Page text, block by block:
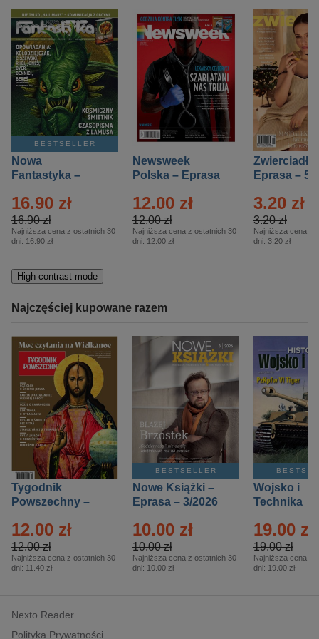
BESTSELLER
Nowa
Fantastyka –
16.90 zł
16.90 zł
Najniższa cena z ostatnich 30
dni: 16.90 zł
Newsweek
Polska – Eprasa
12.00 zł
12.00 zł
Najniższa cena z ostatnich 30
dni: 12.00 zł
Zwierciadło
Eprasa – 5/
3.20 zł
3.20 zł
Najniższa cena z
dni: 3.20 zł
High-contrast mode
Najczęściej kupowane razem
Tygodnik
Powszechny –
12.00 zł
12.00 zł
Najniższa cena z ostatnich 30
dni: 11.40 zł
BESTSELLER
Nowe Książki –
Eprasa – 3/2026
10.00 zł
10.00 zł
Najniższa cena z ostatnich 30
dni: 10.00 zł
Wojsko i
Technika
– 2/2026
19.00 zł
19.00 zł
Najniższa cena z
dni: 19.00 zł
Nexto Reader
Polityka Prywatności